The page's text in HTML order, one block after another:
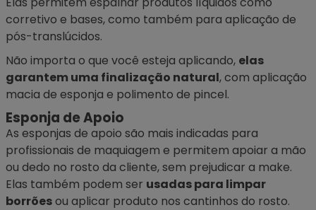
corretivo e bases, como também para aplicação de
pós-translúcidos.
Não importa o que você esteja aplicando, elas
garantem uma finalização natural, com aplicação
macia de esponja e polimento de pincel.
Esponja de Apoio
As esponjas de apoio são mais indicadas para
profissionais de maquiagem e permitem apoiar a mão
ou dedo no rosto da cliente, sem prejudicar a make.
Elas também podem ser usadas para limpar
borrõesou aplicar produto nos cantinhos do rosto.